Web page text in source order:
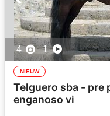
4 1
NIEUW
Telguero sba - pre
enganoso vi